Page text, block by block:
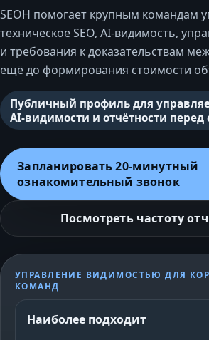
SEOH помогает крупным командам
техническое SEO, AI‑видимость,
и требования к доказательствам
ещё до формирования стоимости
Публичный профиль для
AI‑видимости и отчётности
Запланировать 20‑минутный
ознакомительный звонок
Посмотреть частоту
УПРАВЛЕНИЕ ВИДИМОСТЬЮ ДЛЯ
КОМАНД
Наиболее подходит